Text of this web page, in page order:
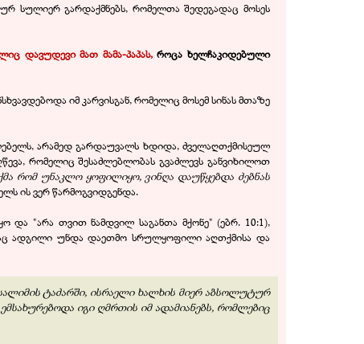
სულიერ გარდაქმნებს, რომელთა შედეგადაც მოსეს
დავუდევი მათ მამა-პაპას,როცა ხელჩაკიდებული
იმ კარვისგან, რომელიც მოსემ სინას მთაზე
არამედ გარდაუვალს ხდიდა, ძველაღთქმისეულ
რომელიც შესაძლებლობას გვაძლევს განვიხილოთ
რომ უნაკლო ყოფილიყო, ვინღა დაუწყებდა ძებნას
ის ვერ წარმოგვიდგენდა.
და "არა თვით ნამდვილ საგანთა მქონე" (ებრ. 10:1),
ადგილი უნდა დაეთმო სრულყოფილი აღთქმისა და
ტაძარში, ისრაელი ხალხის მიერ აბსოლუტურ
იგი ღმრთის იმ ადამიანებს, რომლებიც